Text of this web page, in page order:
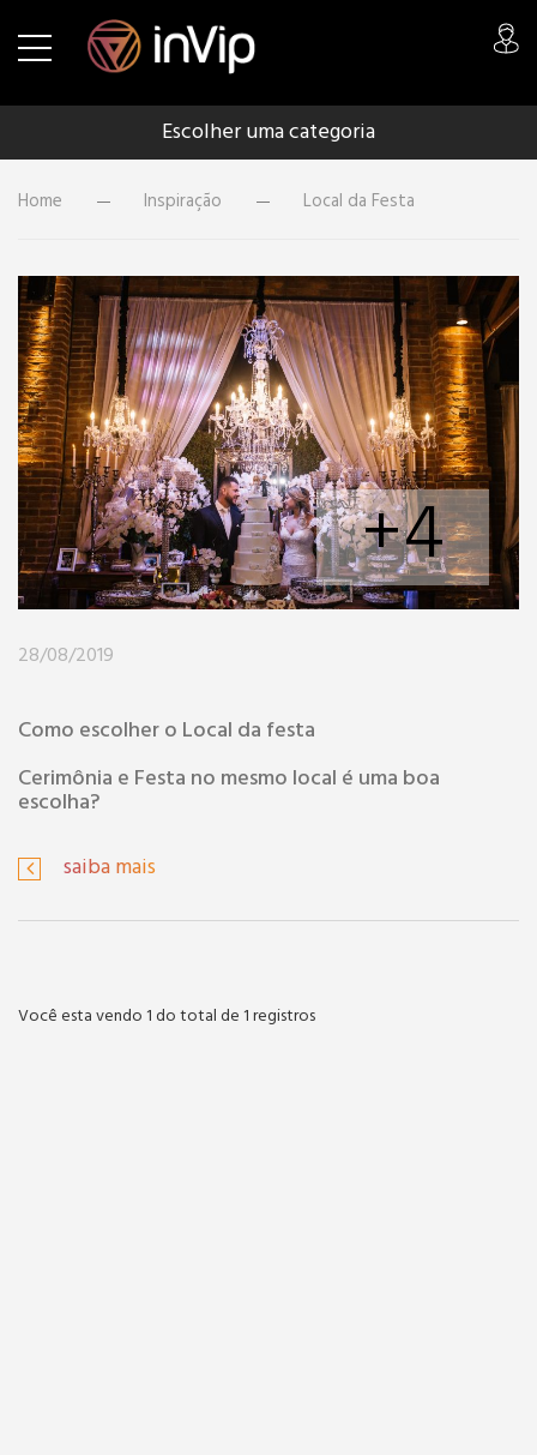
Escolher uma categoria
Home Inspiração Local da Festa
+4
28/08/2019
Como escolher o Local da festa
Cerimônia e Festa no mesmo local é uma boa
escolha?
saiba mais
Você esta vendo 1 do total de 1 registros